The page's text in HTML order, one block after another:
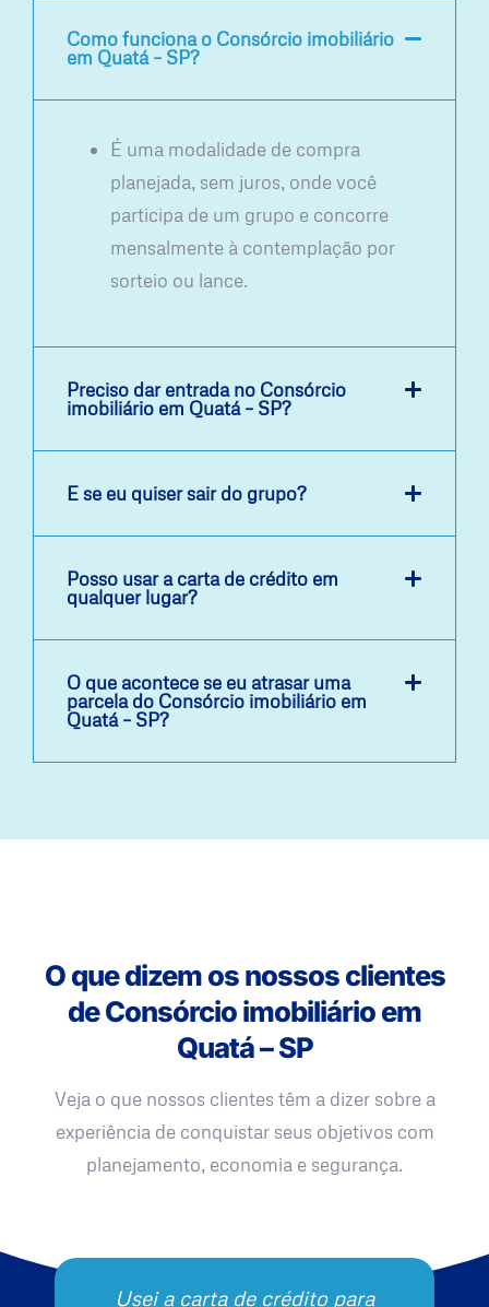
Como funciona o Consórcio imobiliário
em Quatá – SP?
É uma modalidade de compra
planejada, sem juros, onde você
participa de um grupo e concorre
mensalmente à contemplação por
sorteio ou lance.
Preciso dar entrada no Consórcio
imobiliário em Quatá – SP?
E se eu quiser sair do grupo?
Posso usar a carta de crédito em
qualquer lugar?
O que acontece se eu atrasar uma
parcela do Consórcio imobiliário em
Quatá – SP?
O que dizem os nossos clientes
de Consórcio imobiliário em
Quatá – SP
Veja o que nossos clientes têm a dizer sobre a
experiência de conquistar seus objetivos com
planejamento, economia e segurança.
Usei a carta de crédito para